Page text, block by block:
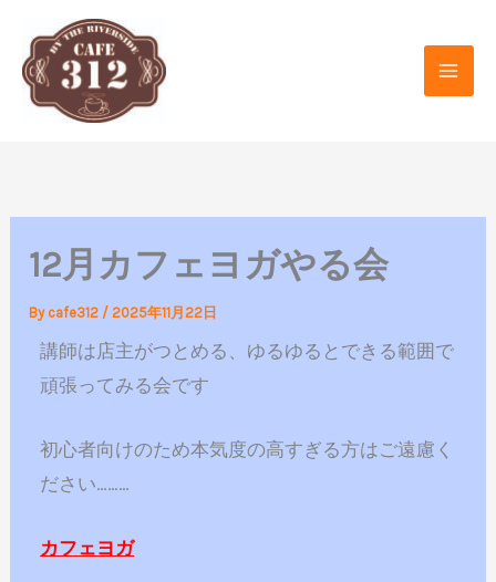
プ
12月カフェヨガやる会
By cafe312 /2025年11月22日
講師は店主がつとめる、ゆるゆるとできる範囲で
頑張ってみる会です
初心者向けのため本気度の高すぎる方はご遠慮く
ださい………
カフェヨガ